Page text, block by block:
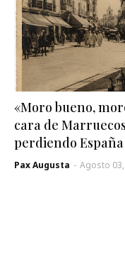
«Moro bueno,
cara de
perdiendo España
Pax Augusta - Agosto